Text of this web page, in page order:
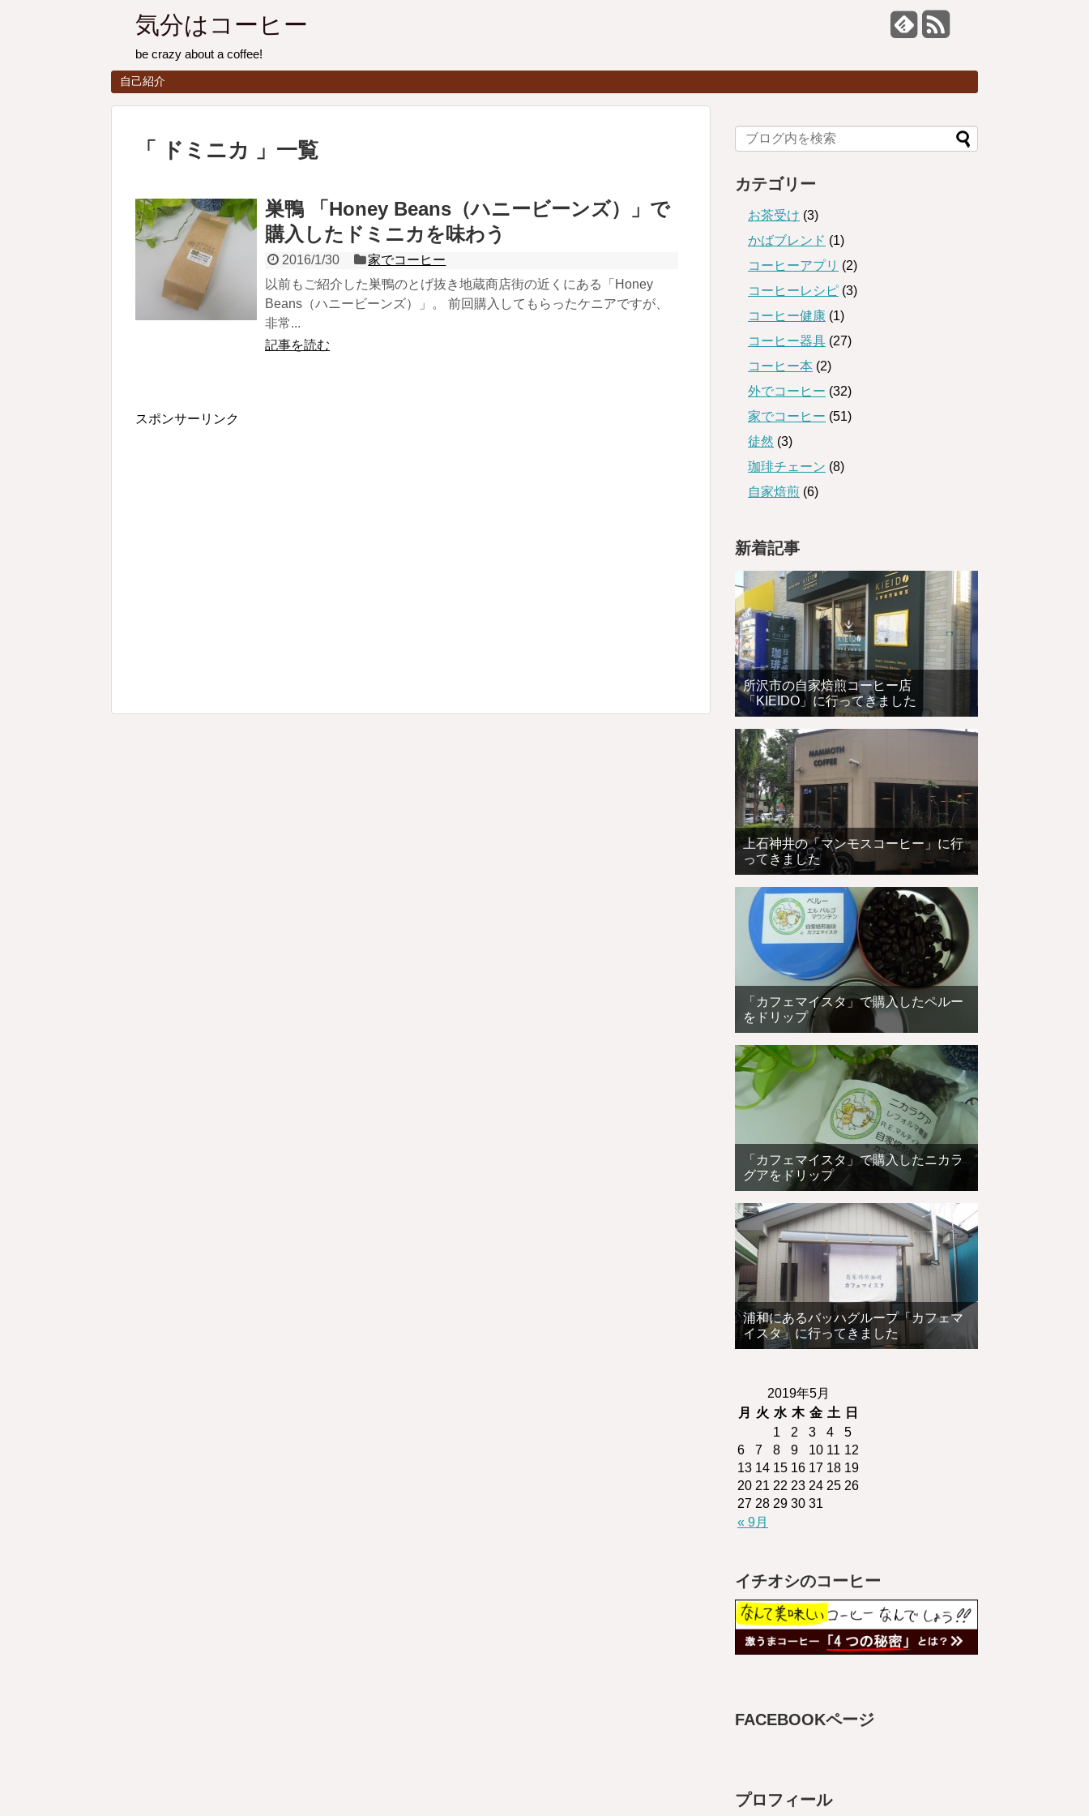
気分はコーヒー
be crazy about a coffee!
自己紹介
ドミニカ 一覧
巣鴨 「Honey Beans（ハニービーンズ）」で
購入したドミニカを味わう
2016/1/30
家でコーヒー
以前もご紹介した巣鴨のとげ抜き地蔵商店街の近くにある「Honey
Beans（ハニービーンズ）」。 前回購入してもらったケニアですが、
非常...
記事を読む
スポンサーリンク
カテゴリー
お茶受け (3)
かばブレンド (1)
コーヒーアプリ (2)
コーヒーレシピ (3)
コーヒー健康 (1)
コーヒー器具 (27)
コーヒー本 (2)
外でコーヒー (32)
家でコーヒー (51)
徒然 (3)
珈琲チェーン (8)
自家焙煎 (6)
新着記事
所沢市の自家焙煎コーヒー店
「KIEIDO」に行ってきました
上石神井の「マンモスコーヒー」に行
ってきました
「カフェマイスタ」で購入したペルー
をドリップ
「カフェマイスタ」で購入したニカラ
グアをドリップ
浦和にあるバッハグループ「カフェマ
イスタ」に行ってきました
2019年5月
月
火 水 木 金 土 日
« 9月
1 2 3 4
5
6
7 8 9 10 11 12
13 14 15 16 17 18 19
20 21 22 23 24 25 26
27 28 29 30 31
イチオシのコーヒー
FACEBOOKページ
プロフィール